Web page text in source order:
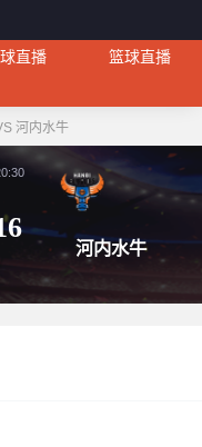
直播
篮球直播
河内水牛
06-04 20:30
116
河